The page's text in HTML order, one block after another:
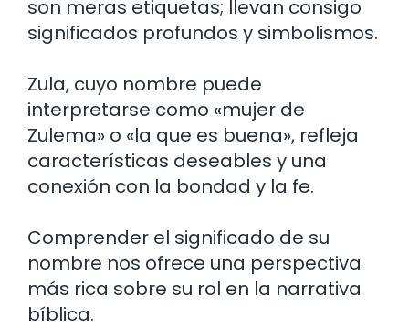
son meras etiquetas; llevan consigo
significados profundos y simbolismos.
Zula, cuyo nombre puede
interpretarse como «mujer de
Zulema» o «la que es buena», refleja
características deseables y una
conexión con la bondad y la fe.
Comprender el significado de su
nombre nos ofrece una perspectiva
más rica sobre su rol en la narrativa
bíblica.